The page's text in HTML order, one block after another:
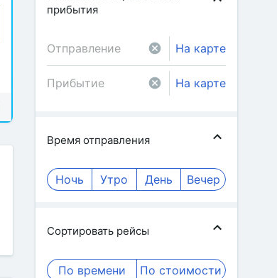
прибытия
На карте
На карте
Время отправления
Ночь Утро День Вечер
Сортировать рейсы
По времени По стоимости